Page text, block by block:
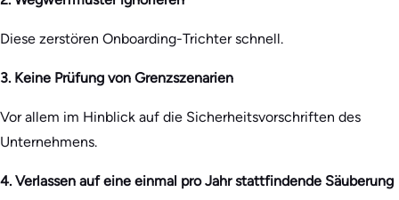
Diese zerstören Onboarding-Trichter schnell.
3. Keine Prüfung von Grenzszenarien
Vor allem im Hinblick auf die Sicherheitsvorschriften des
Unternehmens.
4. Verlassen auf eine einmal pro Jahr stattfindende Säuberung